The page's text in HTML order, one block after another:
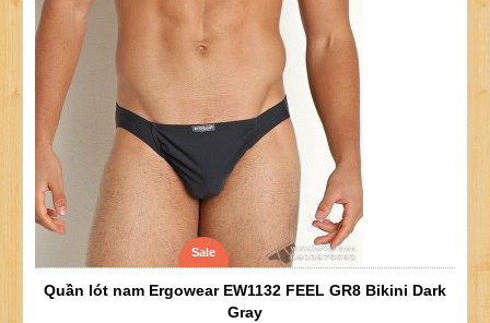
Sale
Quần lót nam Ergowear EW1132 FEEL GR8 Bikini Dark
Gray